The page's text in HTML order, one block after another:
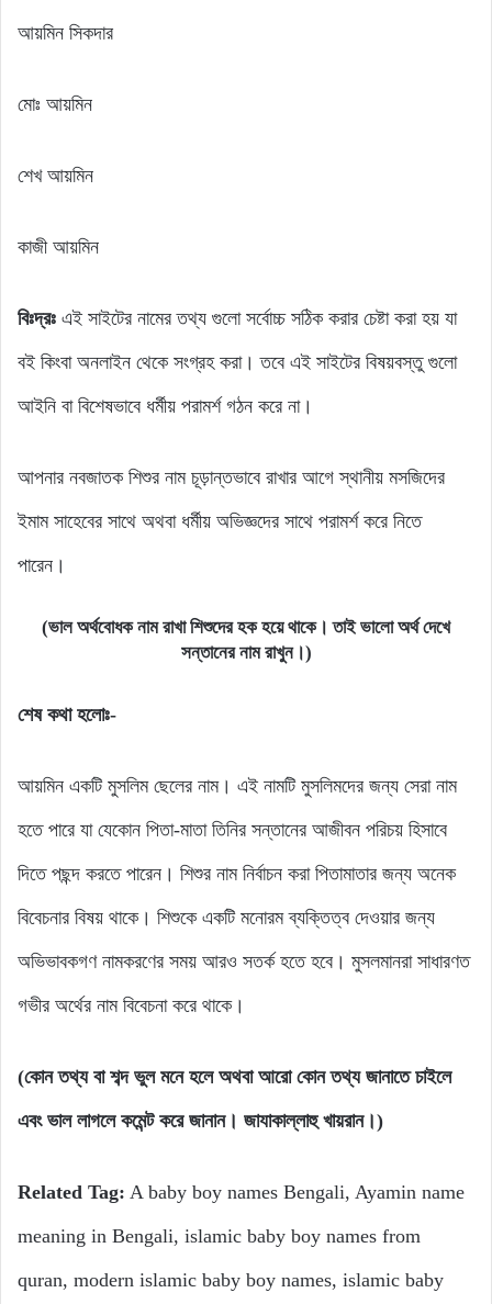
আয়মিন সিকদার
মোঃ আয়মিন
শেখ আয়মিন
কাজী আয়মিন
বিঃদ্রঃ এই সাইটের নামের তথ্য গুলো সর্বোচ্চ সঠিক করার চেষ্টা করা হয় যা
বই কিংবা অনলাইন থেকে সংগ্রহ করা। তবে এই সাইটের বিষয়বস্তু গুলো
আইনি বা বিশেষভাবে ধর্মীয় পরামর্শ গঠন করে না।
আপনার নবজাতক শিশুর নাম চূড়ান্তভাবে রাখার আগে স্থানীয় মসজিদের
ইমাম সাহেবের সাথে অথবা ধর্মীয় অভিজ্ঞদের সাথে পরামর্শ করে নিতে
পারেন।
(ভাল অর্থবোধক নাম রাখা শিশুদের হক হয়ে থাকে। তাই ভালো অর্থ দেখে
সন্তানের নাম রাখুন।)
শেষ কথা হলোঃ-
আয়মিন একটি মুসলিম ছেলের নাম। এই নামটি মুসলিমদের জন্য সেরা নাম
হতে পারে যা যেকোন পিতা-মাতা তিনির সন্তানের আজীবন পরিচয় হিসাবে
দিতে পছন্দ করতে পারেন। শিশুর নাম নির্বাচন করা পিতামাতার জন্য অনেক
বিবেচনার বিষয় থাকে। শিশুকে একটি মনোরম ব্যক্তিত্ব দেওয়ার জন্য
অভিভাবকগণ নামকরণের সময় আরও সতর্ক হতে হবে। মুসলমানরা সাধারণত
গভীর অর্থের নাম বিবেচনা করে থাকে।
(কোন তথ্য বা শব্দ ভুল মনে হলে অথবা আরো কোন তথ্য জানাতে চাইলে
এবং ভাল লাগলে কমেন্ট করে জানান। জাযাকাল্লাহু খায়রান।)
Related Tag: A baby boy names Bengali, Ayamin name
meaning in Bengali, islamic baby boy names from
quran, modern islamic baby boy names, islamic baby